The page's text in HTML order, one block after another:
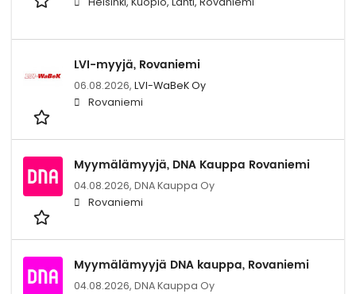
LVI-myyjä, Rovaniemi
06.08.2026, LVI-WaBeK Oy
Rovaniemi
Myymälämyyjä, DNA Kauppa Rovaniemi
04.08.2026, DNA Kauppa Oy
Rovaniemi
Myymälämyyjä DNA kauppa, Rovaniemi
04.08.2026, DNA Kauppa Oy